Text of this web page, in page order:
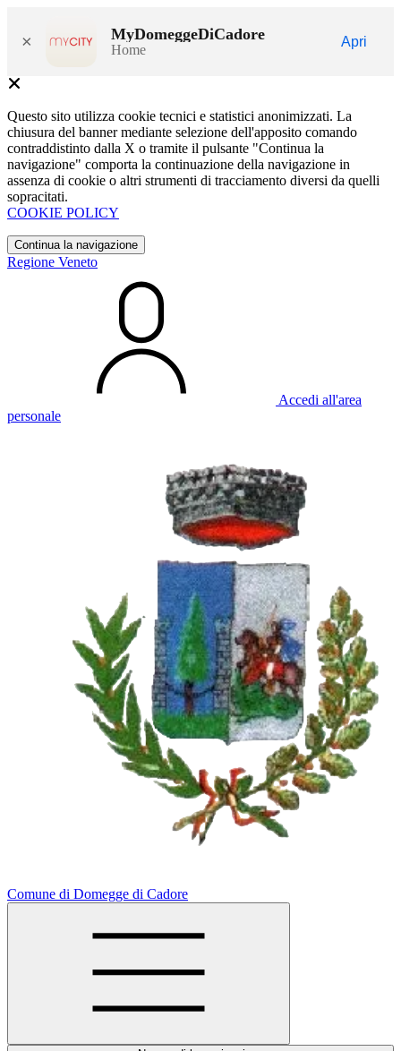
× MyDomeggeDiCadore
Home
Apri
Questo sito utilizza cookie tecnici e statistici anonimizzati. La
chiusura del banner mediante selezione dell'apposito comando
contraddistinto dalla X o tramite il pulsante "Continua la
navigazione" comporta la continuazione della navigazione in
assenza di cookie o altri strumenti di tracciamento diversi da quelli
sopracitati.
COOKIE POLICY
Continua la navigazione
Regione Veneto
Accedi all'area
personale
Comune di Domegge di Cadore